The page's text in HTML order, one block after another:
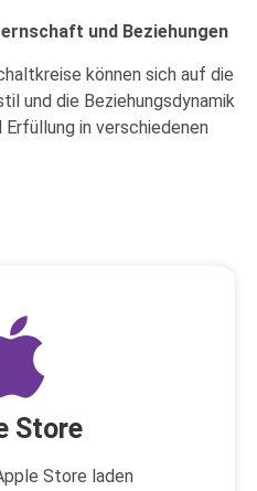
und Beziehungen
können sich auf die
und die Beziehungsdynamik
Erfüllung in verschiedenen
Store
Store laden